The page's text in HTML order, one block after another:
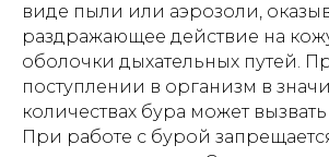
виде пыли или аэрозоли,
раздражающее действие на
оболочки дыхательных путей.
поступлении в организм в
количествах бура может
При работе с бурой
Отправить
Нажимая на кнопку, вы даетесогласие
обработку персональных данных и